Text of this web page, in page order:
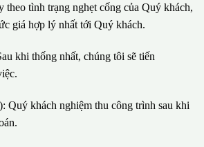
theo tình trạng nghẹt cống của Quý khách,
giá hợp lý nhất tới Quý khách.
khi thống nhất, chúng tôi sẽ tiến
): Quý khách nghiệm thu công trình sau khi